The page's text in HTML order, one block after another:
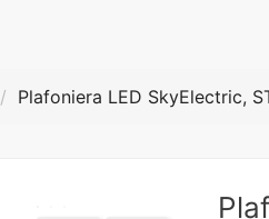
Plafoniera LED SkyElectric,